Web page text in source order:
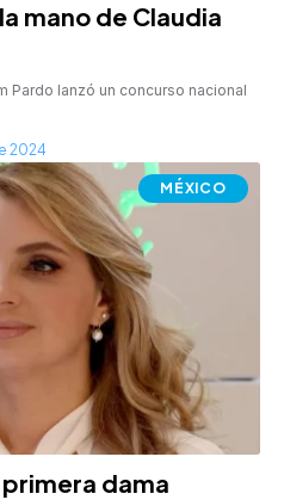
mano de Claudia
Pardo lanzó un concurso nacional
2024
MÉXICO
dama